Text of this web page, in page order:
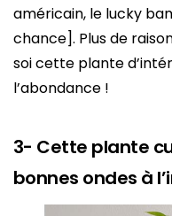
américain, le lucky
chance]. Plus de
soi cette plante
l’abondance !
3- Cette plante
bonnes ondes à